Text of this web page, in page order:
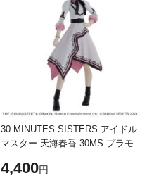
30 MINUTES SISTERS アイドル
マスター 天海春香 30MS プラモデ
4,400円